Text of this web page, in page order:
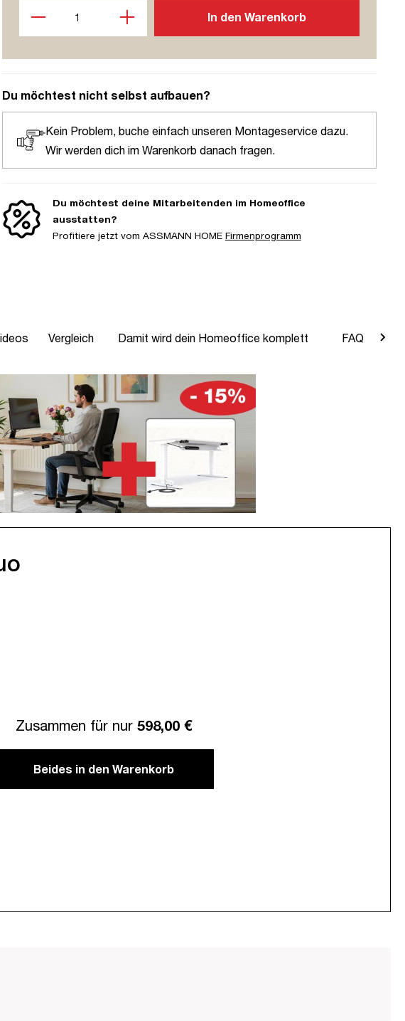
In den Warenkorb
Du möchtest nicht selbst aufbauen?
Kein Problem, buche einfach unseren Montageservice dazu.
Wir werden dich im Warenkorb danach fragen.
Du möchtest deine Mitarbeitenden im Homeoffice
ausstatten?
Profitiere jetzt vom ASSMANN HOME Firmenprogramm
Vergleich Damit wird dein Homeoffice komplett FAQ
Zusammen für nur 598,00 €
Beides in den Warenkorb